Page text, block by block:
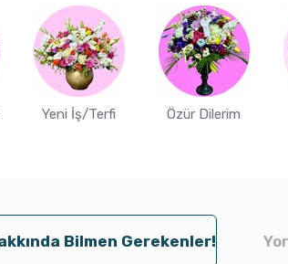
Yeni İş/Terfi Özür Dilerim
Bilmen Gerekenler!